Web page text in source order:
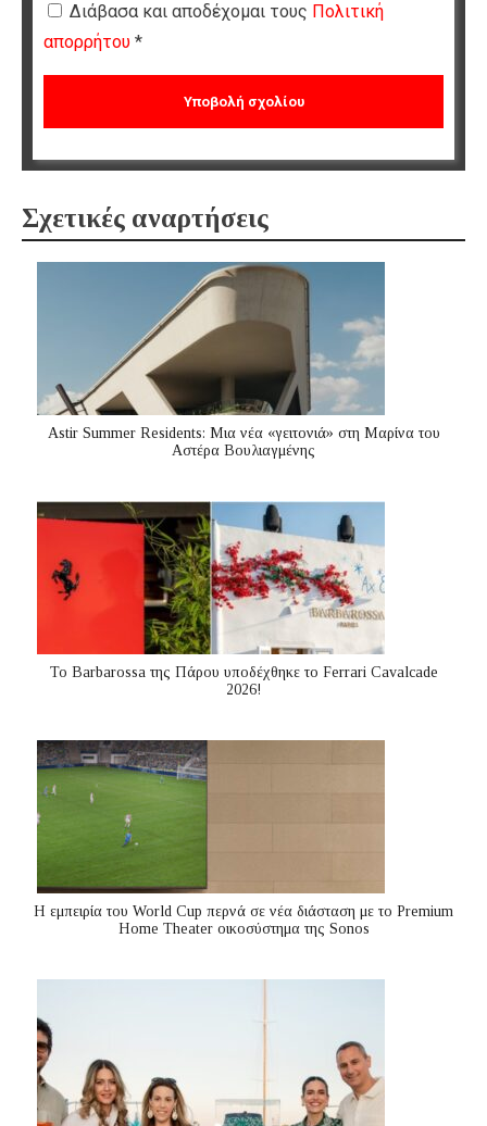
Διάβασα και αποδέχομαι τους Πολιτική
απορρήτου *
Σχετικές αναρτήσεις
Astir Summer Residents: Μια νέα «γειτονιά» στη Μαρίνα του
Αστέρα Βουλιαγμένης
Το Barbarossa της Πάρου υποδέχθηκε το Ferrari Cavalcade
2026!
Η εμπειρία του World Cup περνά σε νέα διάσταση με το Premium
Home Theater οικοσύστημα της Sonos